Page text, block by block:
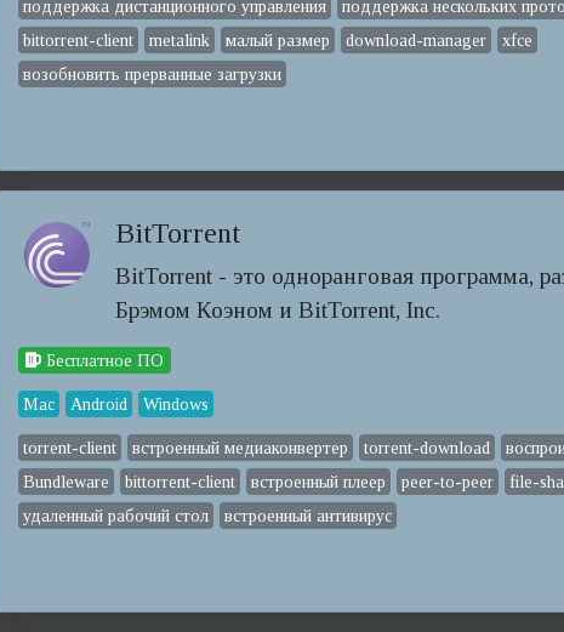
поддержка дистанционного управления
поддержка нескольких
bittorrent-client
metalink малый размер download-manager
xfce
возобновить прерванные загрузки
BitTorrent
BitTorrent - это одноранговая программа,
Брэмом Коэном и BitTorrent, Inc.
Бесплатное ПО
Mac Android Windows
torrent-client встроенный медиаконвертер torrent-download
Bundleware
bittorrent-client встроенный плеер peer-to-peer file-
удаленный рабочий стол
встроенный антивирус